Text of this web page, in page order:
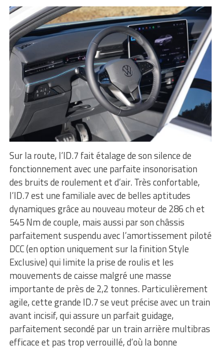
Sur la route, l’ID.7 fait étalage de son silence de
fonctionnement avec une parfaite insonorisation
des bruits de roulement et d’air. Très confortable,
l’ID.7 est une familiale avec de belles aptitudes
dynamiques grâce au nouveau moteur de 286 ch et
545 Nm de couple, mais aussi par son châssis
parfaitement suspendu avec l’amortissement piloté
DCC (en option uniquement sur la finition Style
Exclusive) qui limite la prise de roulis et les
mouvements de caisse malgré une masse
importante de près de 2,2 tonnes. Particulièrement
agile, cette grande ID.7 se veut précise avec un train
avant incisif, qui assure un parfait guidage,
parfaitement secondé par un train arrière multibras
efficace et pas trop verrouillé, d’où la bonne